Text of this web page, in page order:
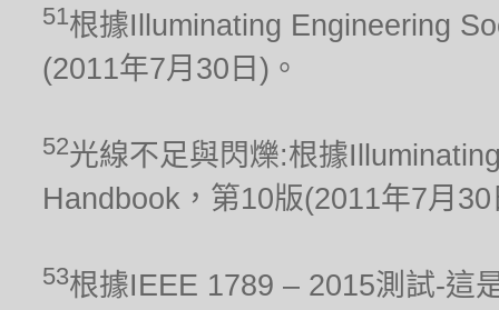
51根據Illuminating Engineering
(2011年7月30日)。
52光線不足與閃爍:根據
Handbook，第10版(2011年7月30
53根據IEEE 1789 – 2015測試-這